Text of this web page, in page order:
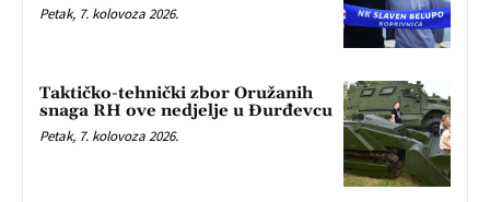
Petak, 7. kolovoza 2026.
Taktičko-tehnički zbor Oružanih
snaga RH ove nedjelje u Đurđevcu
Petak, 7. kolovoza 2026.